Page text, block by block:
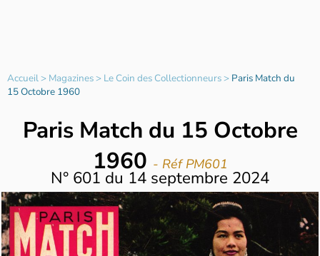
Accueil> Magazines> Le Coin des Collectionneurs> Paris Match du
15 Octobre 1960
Paris Match du 15 Octobre
1960 - Réf PM601
N° 601 du 14 septembre 2024